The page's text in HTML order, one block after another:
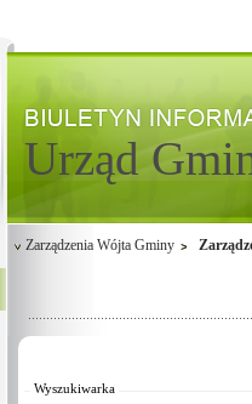
Urząd
Zarządzenia Wójta Gminy
Wyszukiwarka
Od: